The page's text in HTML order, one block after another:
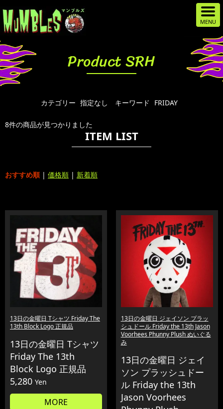
Product SRH
カテゴリー 指定なし キーワード FRIDAY
8件の商品が見つかりました
ITEM LIST
おすすめ順 | 価格順 | 新着順
13日の金曜日 Tシャツ Friday The
13th Block Logo 正規品
13日の金曜日 Tシャツ
Friday The 13th
Block Logo 正規品
5,280 Yen
MORE
13日の金曜日 ジェイソン プラッ
シュドール Friday the 13th Jason
Voorhees Phunny Plush ぬいぐる
み
13日の金曜日 ジェイ
ソン プラッシュドー
ル Friday the 13th
Jason Voorhees